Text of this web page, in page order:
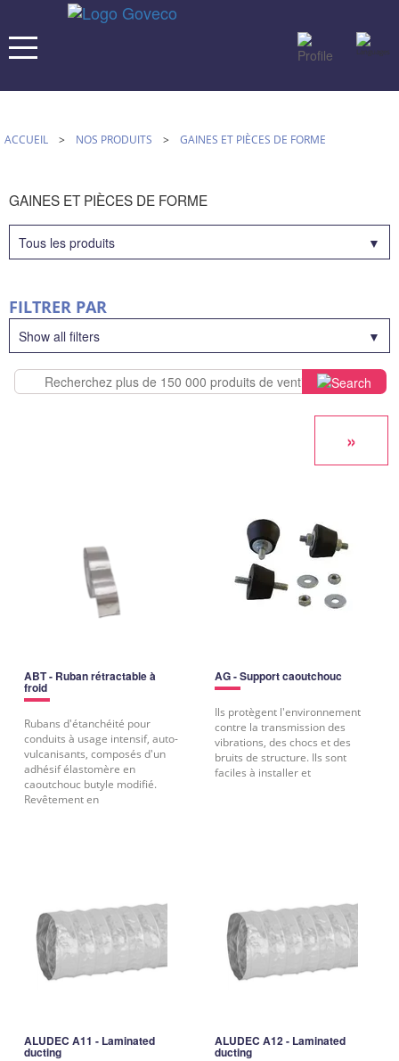
ACCUEIL > NOS PRODUITS > GAINES ET PIÈCES DE FORME
GAINES ET PIÈCES DE FORME
Tous les produits
FILTRER PAR
Show all filters
ABT - Ruban rétractable à
froid
Rubans d'étanchéité pour
conduits à usage intensif, auto-
vulcanisants, composés d'un
adhésif élastomère en
caoutchouc butyle modifié.
Revêtement en
AG - Support caoutchouc
Ils protègent l'environnement
contre la transmission des
vibrations, des chocs et des
bruits de structure. Ils sont
faciles à installer et
ALUDEC A11 - Laminated
ducting
ALUDEC A12 - Laminated
ducting